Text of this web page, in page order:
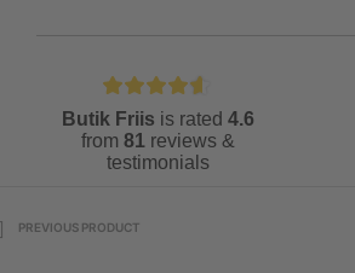
Butik Friis is rated 4.6
from 81 reviews &
testimonials
PREVIOUS PRODUCT